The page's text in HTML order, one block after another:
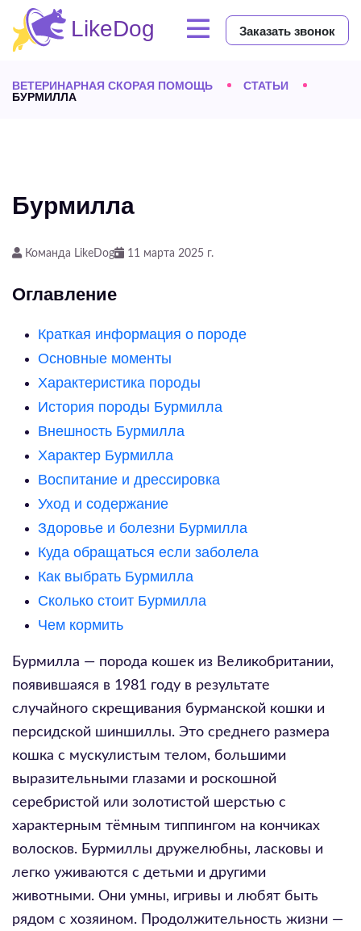
Заказать звонок
ВЕТЕРИНАРНАЯ СКОРАЯ ПОМОЩЬ
СТАТЬИ
БУРМИЛЛА
Бурмилла
Команда LikeDog 11 марта 2025 г.
Оглавление
Краткая информация о породе
Основные моменты
Характеристика породы
История породы Бурмилла
Внешность Бурмилла
Характер Бурмилла
Воспитание и дрессировка
Уход и содержание
Здоровье и болезни Бурмилла
Куда обращаться если заболела
Как выбрать Бурмилла
Сколько стоит Бурмилла
Чем кормить
Бурмилла — порода кошек из Великобритании,
появившаяся в 1981 году в результате
случайного скрещивания бурманской кошки и
персидской шиншиллы. Это среднего размера
кошка с мускулистым телом, большими
выразительными глазами и роскошной
серебристой или золотистой шерстью с
характерным тёмным типпингом на кончиках
волосков. Бурмиллы дружелюбны, ласковы и
легко уживаются с детьми и другими
животными. Они умны, игривы и любят быть
рядом с хозяином. Продолжительность жизни —